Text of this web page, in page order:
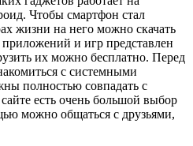
Чтобы смартфон стал
жизни на него можно скачать
и игр представлен
их можно бесплатно. Перед
с системными
полностью совпадать с
есть очень большой выбор
можно общаться с друзьями,